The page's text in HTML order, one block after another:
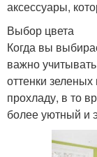
аксессуары,
Выбор цвета
Когда вы
важно
оттенки зеленых
прохладу, в то
более уютный и